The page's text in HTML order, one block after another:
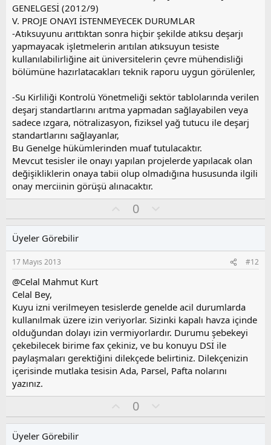
o
y
l
a
GENELGESİ (2012/9)
V. PROJE ONAYI İSTENMEYECEK DURUMLAR
-Atıksuyunu arıttıktan sonra hiçbir şekilde atıksu deşarjı
yapmayacak işletmelerin arıtılan atıksuyun tesiste
kullanılabilirliğine ait üniversitelerin çevre mühendisliği
bölümüne hazırlatacakları teknik raporu uygun görülenler,
-Su Kirliliği Kontrolü Yönetmeliği sektör tablolarında verilen
deşarj standartlarını arıtma yapmadan sağlayabilen veya
sadece ızgara, nötralizasyon, fiziksel yağ tutucu ile deşarj
standartlarını sağlayanlar,
Bu Genelge hükümlerinden muaf tutulacaktır.
Mevcut tesisler ile onayı yapılan projelerde yapılacak olan
değişikliklerin onaya tabii olup olmadığına hususunda ilgili
onay merciinin görüşü alınacaktır.
y
0
l
s
u
y
l
a
Üyeler Görebilir
17 Mayıs 2013 #12
@Celal Mahmut Kurt
Celal Bey,
Kuyu izni verilmeyen tesislerde genelde acil durumlarda
kullanılmak üzere izin veriyorlar. Sizinki kapalı havza içinde
olduğundan dolayı izin vermiyorlardır. Durumu şebekeyi
çekebilecek birime fax çekiniz, ve bu konuyu DSİ ile
paylaşmaları gerektiğini dilekçede belirtiniz. Dilekçenizin
içerisinde mutlaka tesisin Ada, Parsel, Pafta nolarını
yazınız.
y
0
l
Üyeler Görebilir